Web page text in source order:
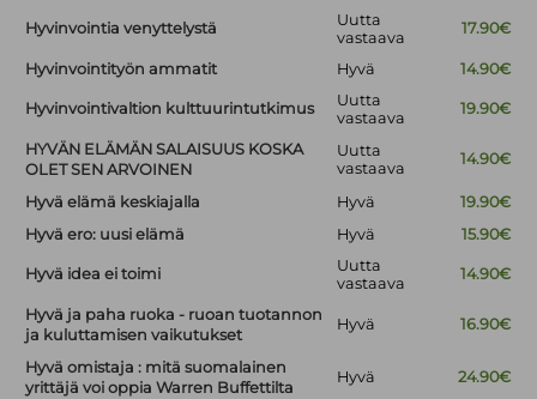
Hyvinvointia venyttelystä
Uutta
vastaava
17.90€
Hyvinvointityön ammatit Hyvä 14.90€
Hyvinvointivaltion kulttuurintutkimus
Uutta
vastaava
19.90€
HYVÄN ELÄMÄN SALAISUUS KOSKA
OLET SEN ARVOINEN
Uutta
vastaava
14.90€
Hyvä elämä keskiajalla Hyvä
19.90€
Hyvä ero: uusi elämä
Hyvä 15.90€
Hyvä idea ei toimi
Uutta
vastaava
14.90€
Hyvä ja paha ruoka - ruoan tuotannon
ja kuluttamisen vaikutukset
Hyvä 16.90€
Hyvä omistaja : mitä suomalainen
yrittäjä voi oppia Warren Buffettilta
Hyvä 24.90€